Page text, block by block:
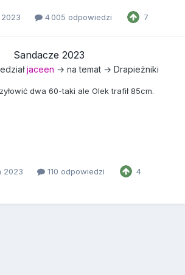
4 005 odpowiedzi 7
Sandacze 2023
jaceen → na temat → Drapieżniki
dwa 60-taki ale Olek trafił 85cm.
2023 110 odpowiedzi 4